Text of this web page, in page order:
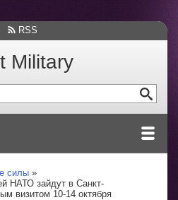
RSS
Military
силы
НАТО зайдут в Санкт-
визитом 10-14 октября